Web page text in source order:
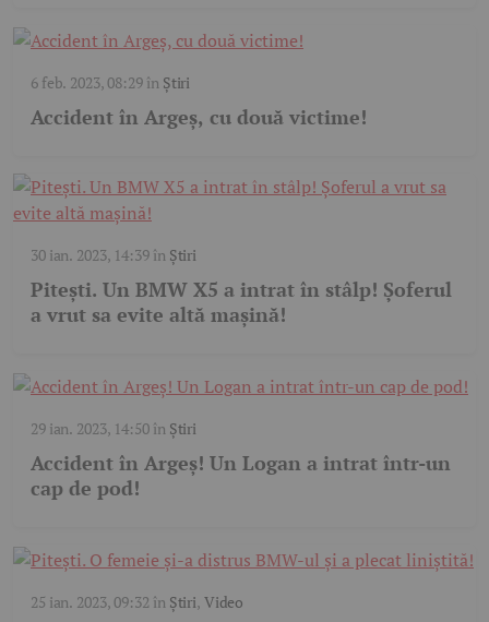
6 feb. 2023, 08:29în Știri
Accident în Argeș, cu două victime!
30 ian. 2023, 14:39în Știri
Pitești. Un BMW X5 a intrat în stâlp! Șoferul
a vrut sa evite altă mașină!
29 ian. 2023, 14:50în Știri
Accident în Argeș! Un Logan a intrat într-un
cap de pod!
25 ian. 2023, 09:32 în Știri, Video